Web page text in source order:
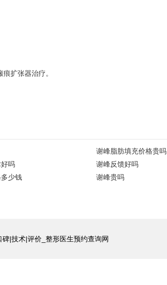
扩张器治疗。
谢峰脂肪填充价格贵吗
吗
谢峰反馈好吗
少钱
谢峰贵吗
|技术|评价_整形医生预约查询网